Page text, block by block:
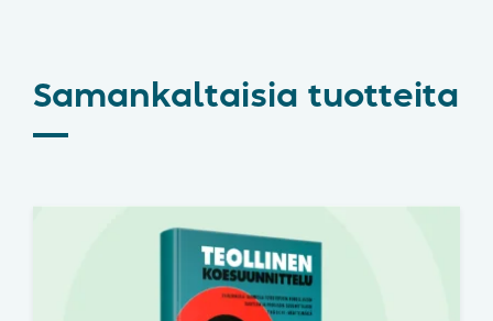
Samankaltaisia tuotteita